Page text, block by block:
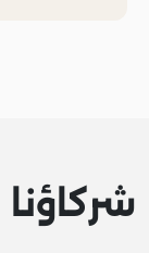
شركاؤنا